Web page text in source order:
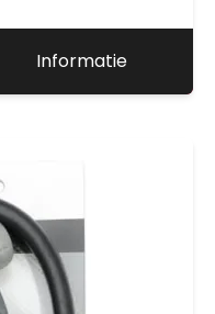
Informatie